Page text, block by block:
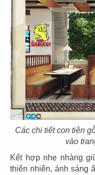
Các chi tiết con tiện
vào
Kết hợp nhẹ nhàng
thiên nhiên, ánh sáng
BOTEJYU
CN Vincom Đồng Khởi, Quận 1
43
THE COFFEE
CN Vạn Hạnh Mall